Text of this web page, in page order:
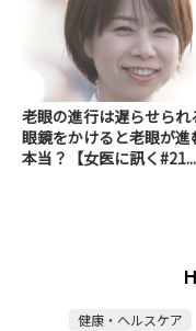
老眼の進行は遅らせられ
眼鏡をかけると老眼が進
本当？【女医に訊く#21...
健康・ヘルスケア